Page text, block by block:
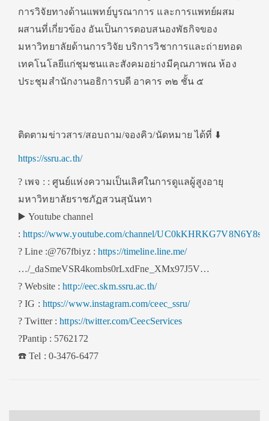
การวิจัยทางด้านแพทย์บูรณาการ และการแพทย์ผสม
ผสานที่เกี่ยวข้อง อันเป็นการตอบสนองพัธกิจของ
มหาวิทยาลัยด้านการวิจัย บริการวิชาการและถ่ายทอด
เทคโนโลยีแก่ชุมชนและสังคมอย่างมีคุณภาพณ ห้อง
ประชุมสำนักงานอธิการบดี อาคาร ๓๒ ชั้น ๕
ติดตามข่าวสาร/สอบถาม/จองคิว/นัดหมาย ได้ที่ ⬇️
https://ssru.ac.th/
? เพจ : : ศูนย์แห่งความเป็นเลิศในการดูแลผู้สูงอายุ
มหาวิทยาลัยราชภัฏสวนสุนันทา
▶️ Youtube channel
:https://www.youtube.com/channel/
? Line :@767fbiyz :https://timeline.line.me/
…/_daSmeVSR4kombs0rLxdFne_XMx97J5V…
? Website :http://eec.skm.ssru.ac.th/
? IG : https://www.instagram.com/ceec_ssru/
? Twitter :https://twitter.com/CeecServices
?Pantip : 5762172
☎️ Tel : 0-3476-6477